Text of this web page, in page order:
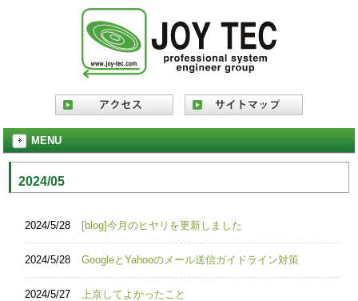
MENU
2024/05
2024/5/28 [blog]今月のヒヤリを更新しました
2024/5/28 GoogleとYahooのメール送信ガイドライン対策
2024/5/27 上京してよかったこと